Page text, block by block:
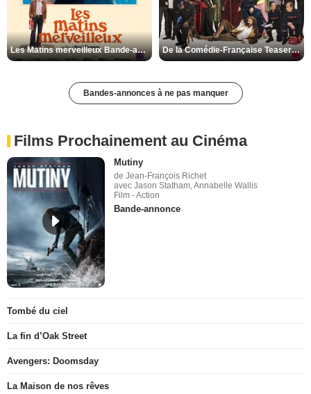
Les Matins merveilleux Bande-annonce VF De la Comédie-Française Teaser VF
Bandes-annonces à ne pas manquer
Films Prochainement au Cinéma
Mutiny
de Jean-François Richet
avec Jason Statham, Annabelle Wallis
Film - Action
Bande-annonce
Tombé du ciel
La fin d’Oak Street
Avengers: Doomsday
La Maison de nos rêves